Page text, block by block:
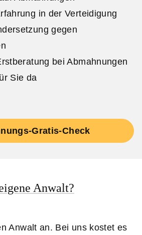
in der Verteidigung
gegen
bei Abmahnungen
Sie da
Gratis-Check
Anwalt?
Anwalt an. Bei uns kostet es